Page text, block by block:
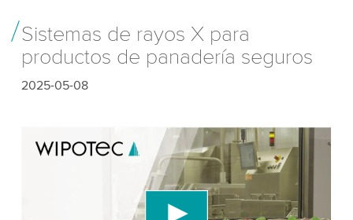
Sistemas de rayos X para
productos de panadería seguros
2025-05-08
¡Necesitamos tu consentimiento para
cargar el servicio de video de YouTube!
Utilizamos un servicio de terceros para incrustar
contenido de video que puede recopilar datos